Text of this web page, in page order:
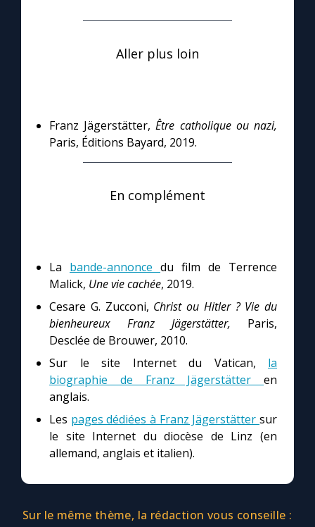
Aller plus loin
Franz Jägerstätter,Être catholique ou nazi,
Paris, Éditions Bayard, 2019.
En complément
La bande-annonce du film de Terrence
Malick, Une vie cachée, 2019.
Cesare G. Zucconi, Christ ou Hitler ? Vie du
bienheureux Franz Jägerstätter, Paris,
Desclée de Brouwer, 2010.
Sur le site Internet du Vatican, la
biographie de Franz Jägerstätter en
anglais.
Les pages dédiées à Franz Jägerstättersur
le site Internet du diocèse de Linz (en
allemand, anglais et italien).
Sur le même thème, la rédaction vous conseille :